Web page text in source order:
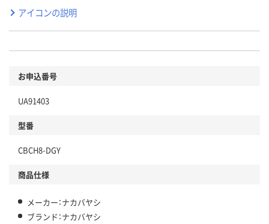
アイコンの説明
お申込番号
UA91403
型番
CBCH8-DGY
商品仕様
メーカー：ナカバヤシ
ブランド：ナカバヤシ